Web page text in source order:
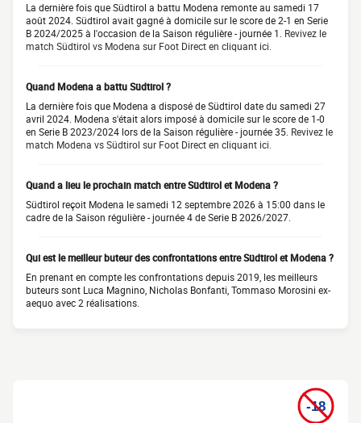
La dernière fois que Südtirol a battu Modena remonte au samedi 17
août 2024. Südtirol avait gagné à domicile sur le score de 2-1 en Serie
B 2024/2025 à l'occasion de la Saison régulière - journée 1. Revivez le
match Südtirol vs Modena sur Foot Direct en cliquant ici.
Quand Modena a battu Südtirol ?
La dernière fois que Modena a disposé de Südtirol date du samedi 27
avril 2024. Modena s'était alors imposé à domicile sur le score de 1-0
en Serie B 2023/2024 lors de la Saison régulière - journée 35. Revivez le
match Modena vs Südtirol sur Foot Direct en cliquant ici.
Quand a lieu le prochain match entre Südtirol et Modena ?
Südtirol reçoit Modena le samedi 12 septembre 2026 à 15:00 dans le
cadre de la Saison régulière - journée 4 de Serie B 2026/2027.
Qui est le meilleur buteur des confrontations entre Südtirol et Modena ?
En prenant en compte les confrontations depuis 2019, les meilleurs
buteurs sont Luca Magnino, Nicholas Bonfanti, Tommaso Morosini ex-
aequo avec 2 réalisations.